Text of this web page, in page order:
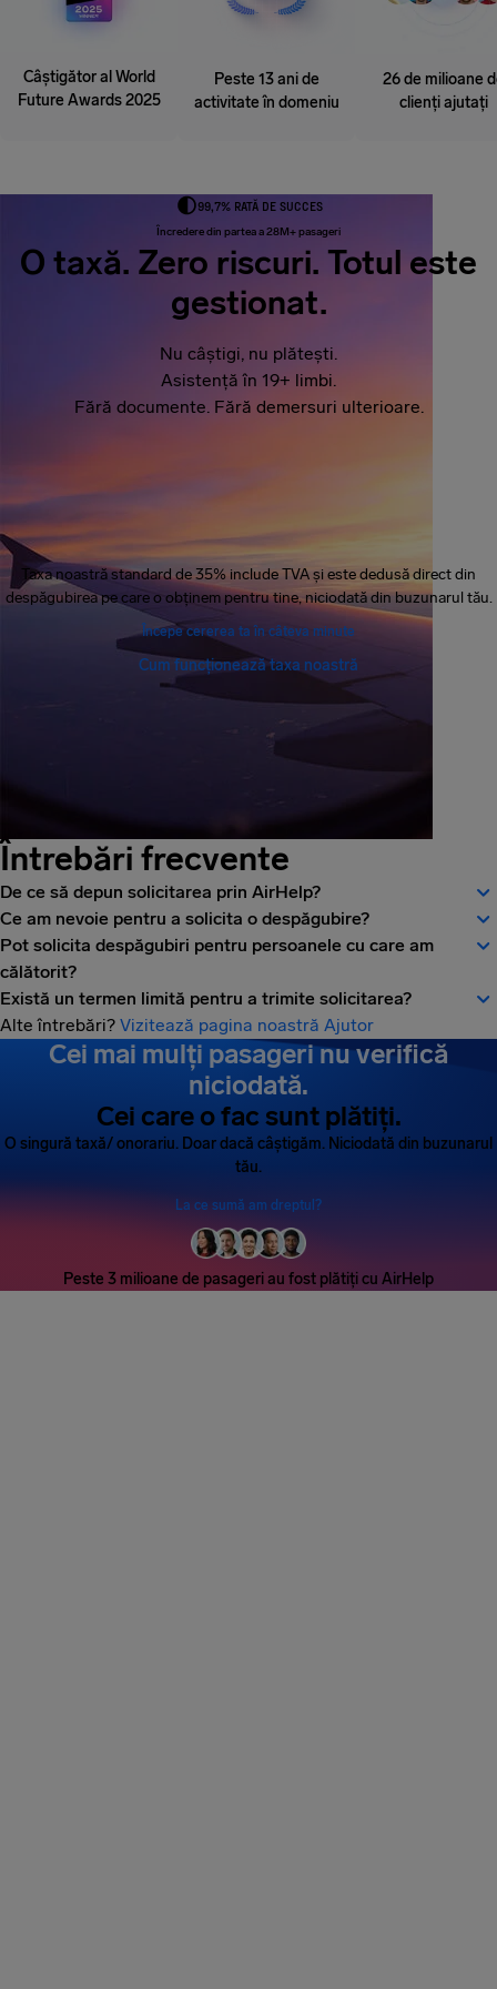
Câștigător al World
Future Awards 2025
Peste 13 ani de
activitate în domeniu
26 de milioane
clienți ajutați
99,7% RATĂ DE SUCCES
Încredere din partea a 28M+ pasageri
O taxă. Zero riscuri. Totul este
gestionat.
Nu câștigi, nu plătești.
Asistență în 19+ limbi.
Fără documente. Fără demersuri ulterioare.
Taxa noastră standard de 35% include TVA și este dedusă direct din
despăgubirea pe care o obținem pentru tine, niciodată din buzunarul tău.
Începe cererea ta în câteva minute
Cum funcționează taxa noastră
Întrebări frecvente
De ce să depun solicitarea prin AirHelp?
Ce am nevoie pentru a solicita o despăgubire?
Pot solicita despăgubiri pentru persoanele cu care am
călătorit?
Există un termen limită pentru a trimite solicitarea?
Alte întrebări? Vizitează pagina noastră Ajutor
Cei mai mulți pasageri nu verifică
niciodată.
Cei care o fac sunt plătiți.
O singură taxă/ onorariu. Doar dacă câștigăm. Niciodată din buzunarul
tău.
La ce sumă am dreptul?
Peste 3 milioane de pasageri au fost plătiți cu AirHelp